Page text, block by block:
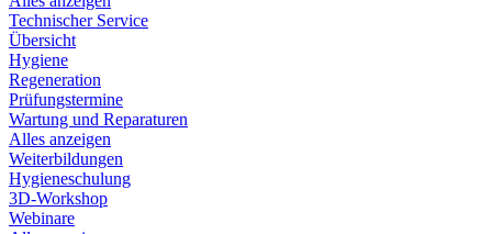
Technischer Service
Übersicht
Hygiene
Regeneration
Prüfungstermine
Wartung und Reparaturen
Alles anzeigen
Weiterbildungen
Hygieneschulung
3D-Workshop
Webinare